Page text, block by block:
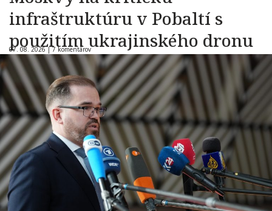
infraštruktúru v Pobaltí s
použitím ukrajinského dronu
07. 08. 2026 |7 komentárov